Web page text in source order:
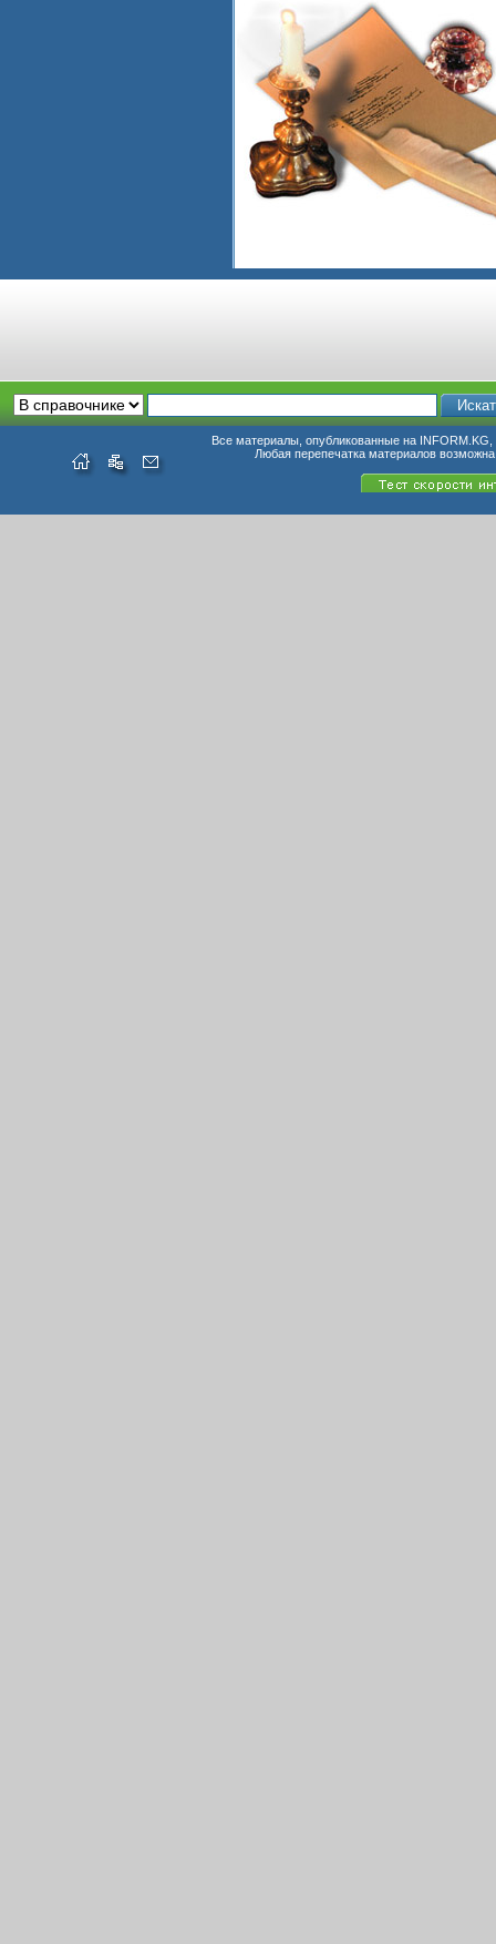
Все материалы, опубликованные на INFORM.KG,
Любая перепечатка материалов